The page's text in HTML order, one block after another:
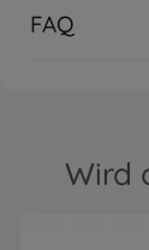
FAQ
Wird